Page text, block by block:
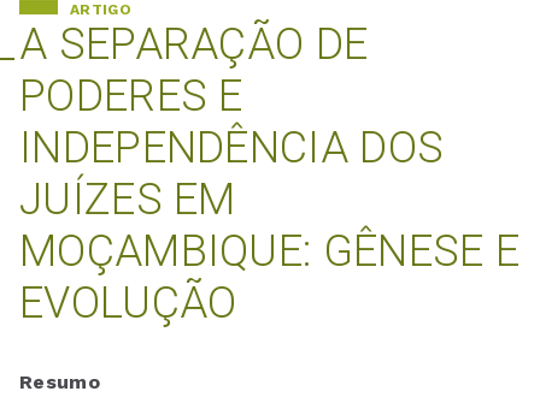
A SEPARAÇÃO DE
PODERES E
INDEPENDÊNCIA DOS
JUÍZES EM
MOÇAMBIQUE: GÊNESE E
EVOLUÇÃO
ARTIGO
Resumo